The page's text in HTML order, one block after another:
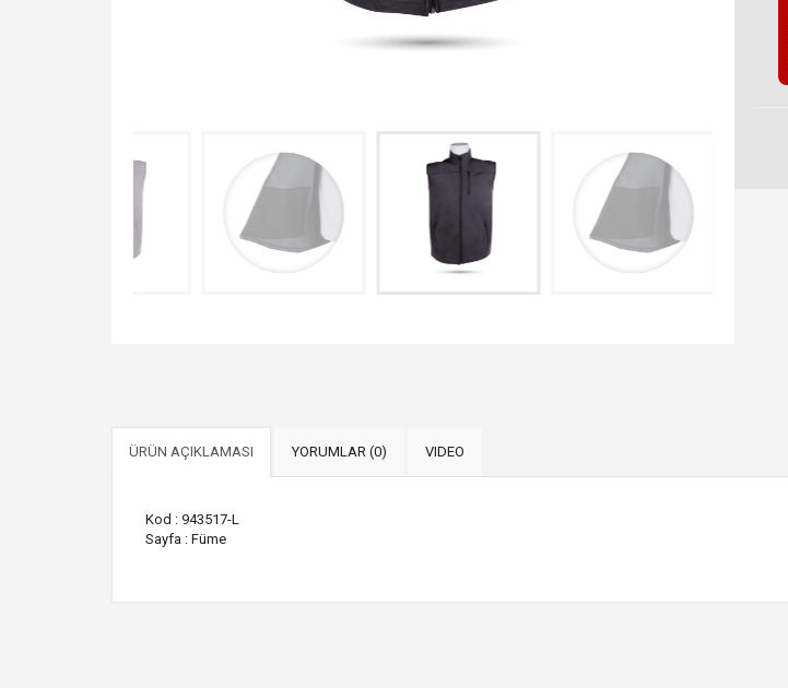
ÜRÜN AÇIKLAMASI YORUMLAR (0) VIDEO
Kod : 943517-L
Sayfa : Füme